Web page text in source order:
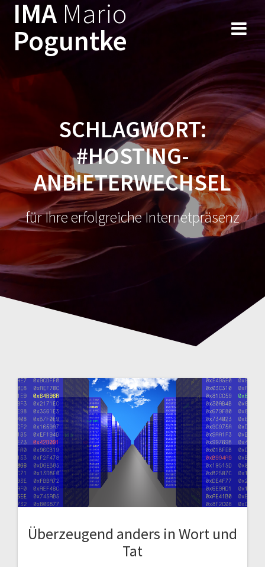
Inhalt
IMA Mario
Poguntke
SCHLAGWORT:
#HOSTING-
ANBIETERWECHSEL
für Ihre erfolgreiche Internetpräsenz
Überzeugend anders in Wort und
Tat